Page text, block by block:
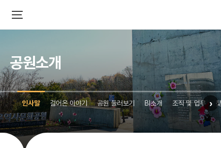
인사말 걸어온 이야기 공원 둘러보기 BI소개 조직 및 업무 ›
공원소개